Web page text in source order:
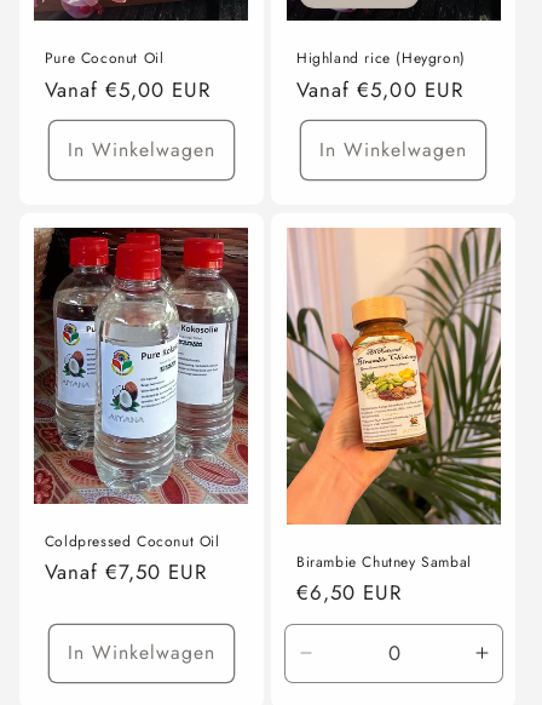
Pure Coconut Oil
Normale
prijs
Vanaf €5,00 EUR
In Winkelwagen
Highland rice (Heygron)
Normale
prijs
Vanaf €5,00 EUR
In Winkelwagen
Coldpressed Coconut Oil
Normale
Vanaf €7,50 EUR
In Winkelwagen
Birambie Chutney Sambal
Normale
prijs
€6,50 EUR
verlagen